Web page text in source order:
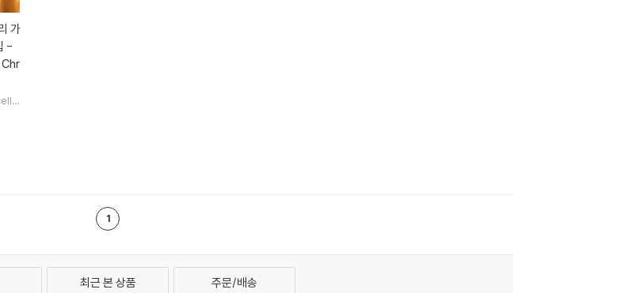
가
-
1
최근 본 상품 주문/배송